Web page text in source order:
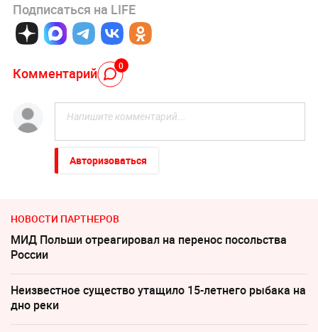
Подписаться на LIFE
Комментарий 0
Авторизоваться
НОВОСТИ ПАРТНЕРОВ
МИД Польши отреагировал на перенос посольства
России
Неизвестное существо утащило 15-летнего рыбака на
дно реки